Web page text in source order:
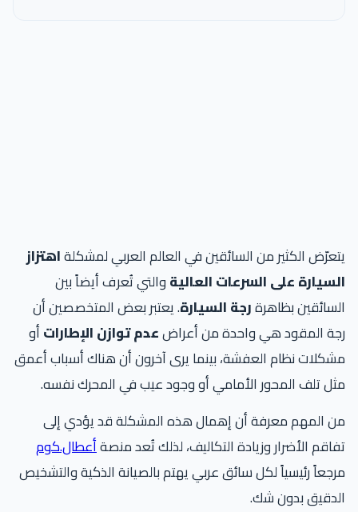
الكثير من السائقين في العالم العربي لمشكلةاهتزاز
على السرعات العاليةوالتي تُعرف أيضاً بين
بظاهرةرجة السيارة. يعتبر بعض المتخصصين أن
المقود هي واحدة من أعراضعدم توازن الإطاراتأو
نظام العفشة، بينما يرى آخرون أن هناك أسباب أعمق
تلف المحور الأمامي أو وجود عيب في المحرك نفسه.
المهم معرفة أن إهمال هذه المشكلة قد يؤدي إلى
الأضرار وزيادة التكاليف، لذلك تُعد منصةأعطال.كوم
رئيسياً لكل سائق عربي يهتم بالصيانة الذكية والتشخيص
بدون شك.